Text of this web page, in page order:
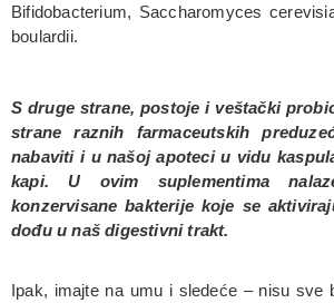
Bifidobacterium, Saccharomyces
boulardii.
S druge strane, postoje i veštački
strane raznih farmaceutskih
nabaviti i u našoj apoteci u vidu
kapi. U ovim suplementima
konzervisane bakterije koje se
dođu u naš digestivni trakt.
Ipak, imajte na umu i sledeće – nisu sve